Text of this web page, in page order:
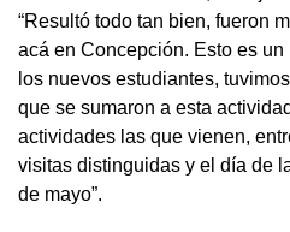
“Resultó todo tan bien, fueron
acá en Concepción. Esto es
los nuevos estudiantes,
que se sumaron a esta
actividades las que vienen,
visitas distinguidas y el día de
de mayo”.